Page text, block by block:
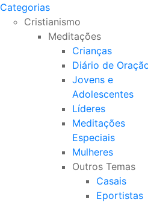
Categorias
Cristianismo
Meditações
Crianças
Diário de
Jovens e
Adolescentes
Líderes
Meditações
Especiais
Mulheres
Outros Temas
Casais
Eportistas